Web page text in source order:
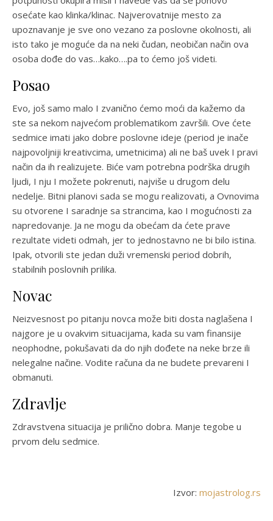
osećate kao klinka/klinac. Najverovatnije mesto za
upoznavanje je sve ono vezano za poslovne okolnosti, ali
isto tako je moguće da na neki čudan, neobičan način ova
osoba dođe do vas…kako….pa to ćemo još videti.
Posao
Evo, još samo malo I zvanično ćemo moći da kažemo da
ste sa nekom najvećom problematikom završili. Ove ćete
sedmice imati jako dobre poslovne ideje (period je inače
najpovoljniji kreativcima, umetnicima) ali ne baš uvek I pravi
način da ih realizujete. Biće vam potrebna podrška drugih
ljudi, I nju I možete pokrenuti, najviše u drugom delu
nedelje. Bitni planovi sada se mogu realizovati, a Ovnovima
su otvorene I saradnje sa strancima, kao I mogućnosti za
napredovanje. Ja ne mogu da obećam da ćete prave
rezultate videti odmah, jer to jednostavno ne bi bilo istina.
Ipak, otvorili ste jedan duži vremenski period dobrih,
stabilnih poslovnih prilika.
Novac
Neizvesnost po pitanju novca može biti dosta naglašena I
najgore je u ovakvim situacijama, kada su vam finansije
neophodne, pokušavati da do njih dođete na neke brze ili
nelegalne načine. Vodite računa da ne budete prevareni I
obmanuti.
Zdravlje
Zdravstvena situacija je prilično dobra. Manje tegobe u
prvom delu sedmice.
Izvor: mojastrolog.rs